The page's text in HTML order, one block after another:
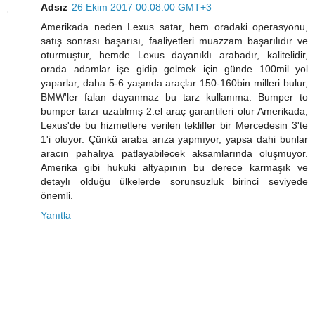
Adsız 26 Ekim 2017 00:08:00 GMT+3
Amerikada neden Lexus satar, hem oradaki operasyonu,
satış sonrası başarısı, faaliyetleri muazzam başarılıdır ve
oturmuştur, hemde Lexus dayanıklı arabadır, kalitelidir,
orada adamlar işe gidip gelmek için günde 100mil yol
yaparlar, daha 5-6 yaşında araçlar 150-160bin milleri bulur,
BMW'ler falan dayanmaz bu tarz kullanıma. Bumper to
bumper tarzı uzatılmış 2.el araç garantileri olur Amerikada,
Lexus'de bu hizmetlere verilen teklifler bir Mercedesin 3'te
1'i oluyor. Çünkü araba arıza yapmıyor, yapsa dahi bunlar
aracın pahalıya patlayabilecek aksamlarında oluşmuyor.
Amerika gibi hukuki altyapının bu derece karmaşık ve
detaylı olduğu ülkelerde sorunsuzluk birinci seviyede
önemli.
Yanıtla